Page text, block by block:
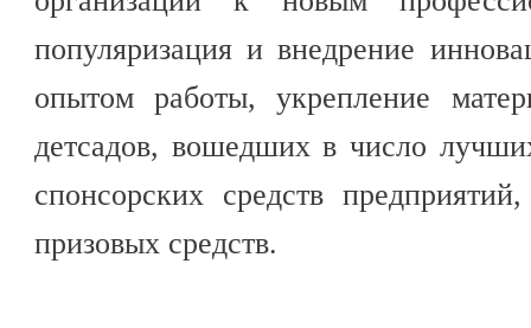
популяризация и внедрение
опытом работы, укрепление
детсадов, вошедших в число
спонсорских средств
призовых средств.